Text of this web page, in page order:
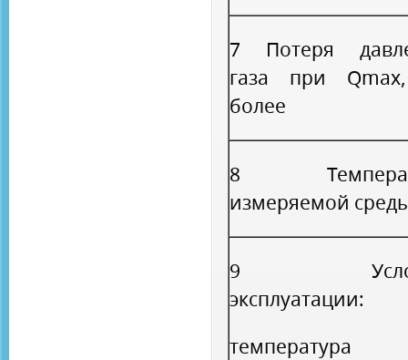
7 Потеря
газа при Qmax
более
8
измеряемой
9
эксплуатации:
температура